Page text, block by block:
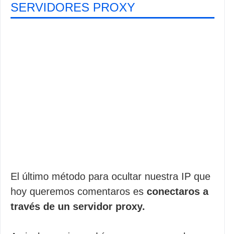
SERVIDORES PROXY
El último método para ocultar nuestra IP que
hoy queremos comentaros es conectaros a
través de un servidor proxy.